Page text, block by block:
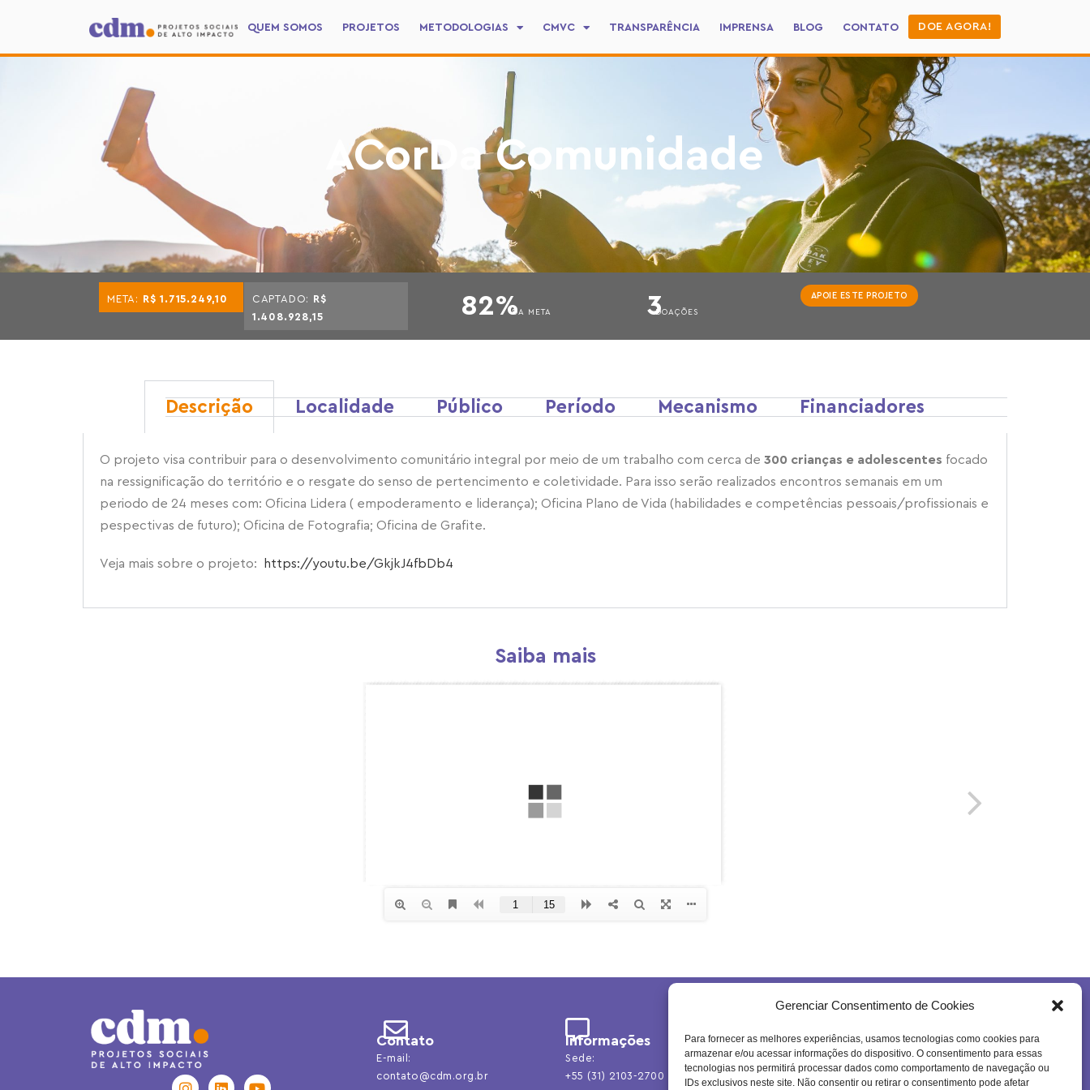
Gerenciar Consentimento de Cookies
Para fornecer as melhores experiências, usamos tecnologias como cookies para
armazenar e/ou acessar informações do dispositivo. O consentimento para essas
tecnologias nos permitirá processar dados como comportamento de navegação ou
IDs exclusivos neste site. Não consentir ou retirar o consentimento pode afetar
QUEM SOMOS PROJETOS METODOLOGIAS CMVC TRANSPARÊNCIA IMPRENSA BLOG CONTATO DOE AGORA!
ACorDa Comunidade
META: R$ 1.715.249,10 CAPTADO: R$
1.408.928,15
82%DA META 3DOAÇÕES
APOIE ESTE PROJETO
Descrição Localidade Público Período Mecanismo Financiadores
O projeto visa contribuir para o desenvolvimento comunitário integral por meio de um trabalho com cerca de 300 crianças e adolescentes focado
na ressignificação do território e o resgate do senso de pertencimento e coletividade. Para isso serão realizados encontros semanais em um
periodo de 24 meses com: Oficina Lidera ( empoderamento e liderança); Oficina Plano de Vida (habilidades e competências pessoais/profissionais e
pespectivas de futuro); Oficina de Fotografia; Oficina de Grafite.
Veja mais sobre o projeto: https://youtu.be/GkjkJ4fbDb4
Saiba mais
Contato
E-mail:
contato@cdm.org.br
Informações
Sede:
+55 (31) 2103-2700